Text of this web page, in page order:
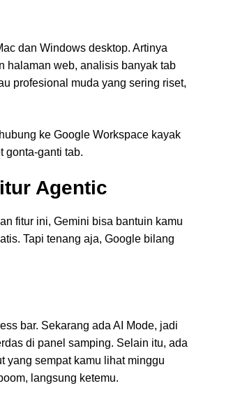
dan Windows desktop. Artinya
halaman web, analisis banyak tab
profesional muda yang sering riset,
ke Google Workspace kayak
gonta-ganti tab.
Agentic
fitur ini, Gemini bisa bantuin kamu
Tapi tenang aja, Google bilang
bar. Sekarang ada AI Mode, jadi
di panel samping. Selain itu, ada
yang sempat kamu lihat minggu
langsung ketemu.